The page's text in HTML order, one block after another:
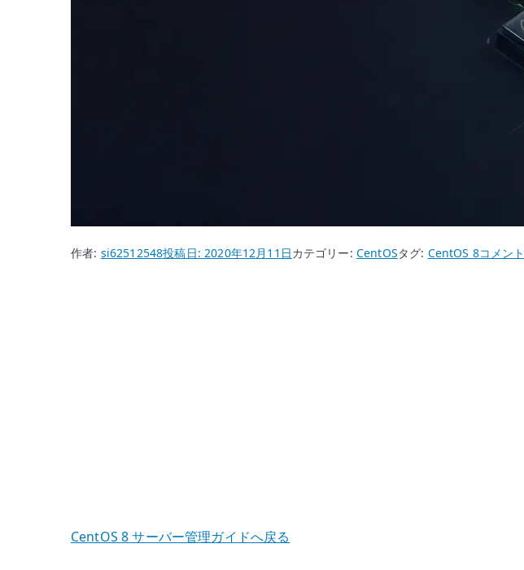
作者: si62512548投稿日:2020年12月11日カテゴリー: CentOSタグ: CentOS 8CentOS
コメン
CentOS 8 サーバー管理ガイドへ戻る